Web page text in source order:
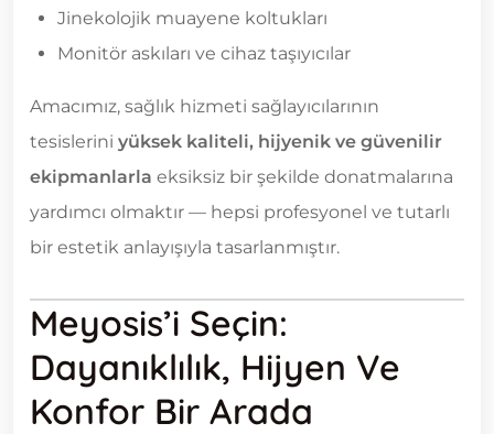
Jinekolojik muayene koltukları
Monitör askıları ve cihaz taşıyıcılar
Amacımız, sağlık hizmeti sağlayıcılarının
tesislerini yüksek kaliteli, hijyenik ve güvenilir
ekipmanlarla eksiksiz bir şekilde donatmalarına
yardımcı olmaktır — hepsi profesyonel ve tutarlı
bir estetik anlayışıyla tasarlanmıştır.
Meyosis’i Seçin:
Dayanıklılık, Hijyen Ve
Konfor Bir Arada